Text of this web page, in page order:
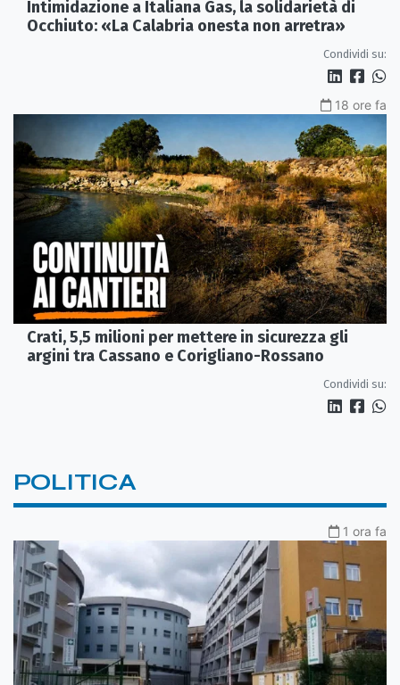
Intimidazione a Italiana Gas, la solidarietà di
Occhiuto: «La Calabria onesta non arretra»
Condividi su:
18 ore fa
Crati, 5,5 milioni per mettere in sicurezza gli
argini tra Cassano e Corigliano-Rossano
Condividi su:
POLITICA
1 ora fa